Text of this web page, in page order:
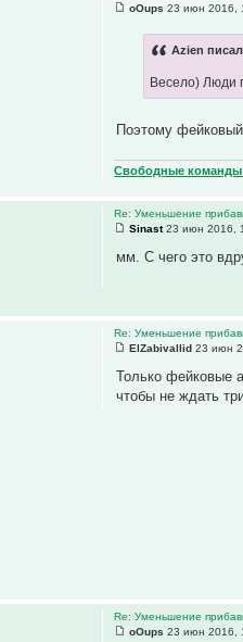
oOups 23 июн 2016,
Azien
Весело) Люди
Поэтому
Свободные команды
Re: Уменьшение
Sinast23 июн 2016,
мм. С чего это
Re: Уменьшение
ElZabivallid 23 июн
Только фейковые
чтобы не ждать
Re: Уменьшение
oOups 23 июн 2016,